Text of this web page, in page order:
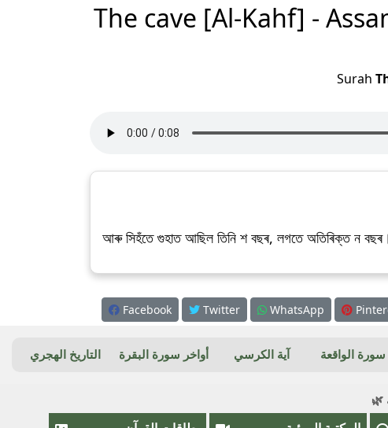
The cave [Al-Kahf] -
Surah
আৰু সিহঁতে গুহাত আছিল তিনি শ বছৰ, লগতে অতিৰিক্ত ন বছৰ।
Facebook Twitter WhatsApp
سورة الواقعة آية الكرسي أواخر سورة البقرة التاريخ الهجري
🌿